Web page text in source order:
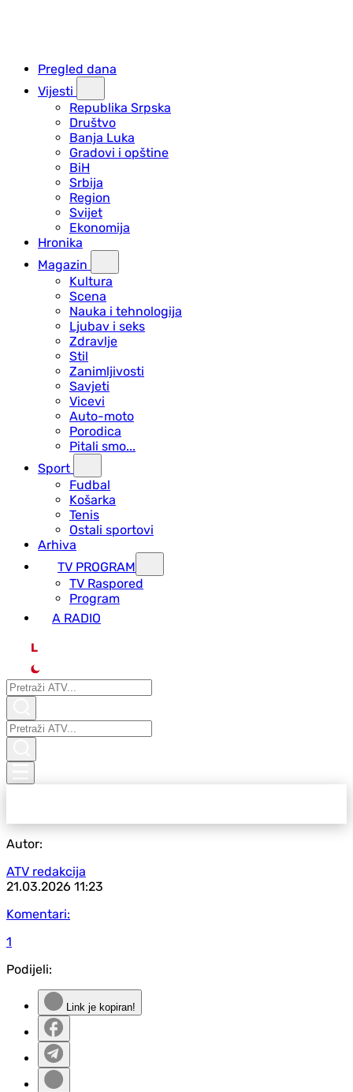
Pregled dana
Vijesti
Republika Srpska
Društvo
Banja Luka
Gradovi i opštine
BiH
Srbija
Region
Svijet
Ekonomija
Hronika
Magazin
Kultura
Scena
Nauka i tehnologija
Ljubav i seks
Zdravlje
Stil
Zanimljivosti
Savjeti
Vicevi
Auto-moto
Porodica
Pitali smo...
Sport
Fudbal
Košarka
Tenis
Ostali sportovi
Arhiva
TV PROGRAM
ТV Raspored
Program
A RADIO
L
Autor:
ATV redakcija
21.03.2026 11:23
Komentari:
1
Podijeli:
Link je kopiran!